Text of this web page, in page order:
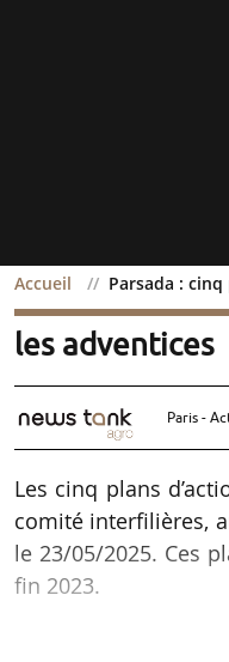
Accueil Parsada :
Parsada : cinq
les adventices
Paris -
Les cinq plans
comité interfilières,
le 23/05/2025. Ces
fin 2023.